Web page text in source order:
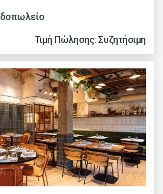
Τιμή Πώλησης: Συζητήσιμη